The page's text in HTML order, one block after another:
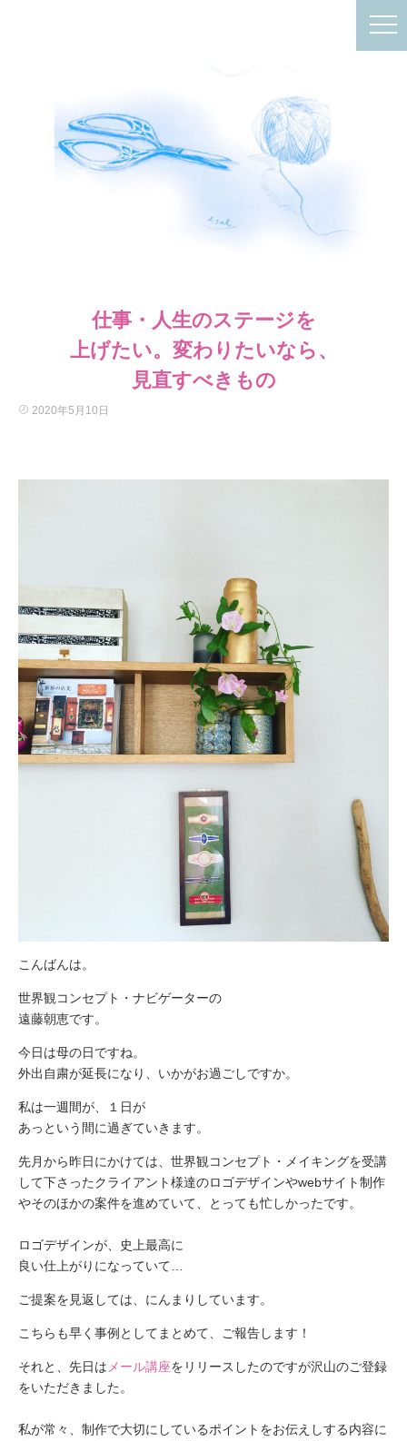
仕事・人生のステージを
上げたい。変わりたいなら、
見直すべきもの
2020年5月10日
こんばんは。
世界観コンセプト・ナビゲーターの
遠藤朝恵です。
今日は母の日ですね。
外出自粛が延長になり、いかがお過ごしですか。
私は一週間が、１日が
あっという間に過ぎていきます。
先月から昨日にかけては、世界観コンセプト・メイキングを受講
して下さったクライアント様達のロゴデザインやwebサイト制作
やそのほかの案件を進めていて、とっても忙しかったです。
ロゴデザインが、史上最高に
良い仕上がりになっていて…
ご提案を見返しては、にんまりしています。
こちらも早く事例としてまとめて、ご報告します！
それと、先日は メール講座をリリースしたのですが沢山のご登録
をいただきました。
私が常々、制作で大切にしているポイントをお伝えしする内容に